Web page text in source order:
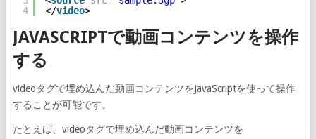
4
</video>
JAVASCRIPTで動画コンテンツを操作
する
videoタグで埋め込んだ動画コンテンツをJavaScriptを使って操作
することが可能です。
たとえば、videoタグで埋め込んだ動画コンテンツを